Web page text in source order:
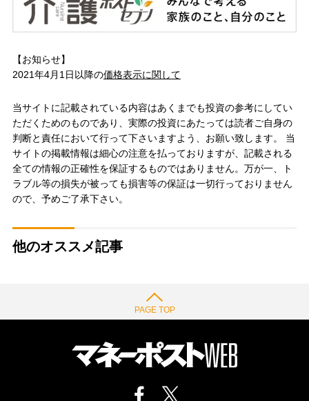
【お知らせ】
2021年4月1日以降の価格表示に関して
当サイトに記載されている内容はあくまでも投資の参考にしてい
ただくためのものであり、実際の投資にあたっては読者ご自身の
判断と責任において行って下さいますよう、お願い致します。 当
サイトの掲載情報は細心の注意を払っておりますが、記載される
全ての情報の正確性を保証するものではありません。万が一、ト
ラブル等の損失が被っても損害等の保証は一切行っておりません
ので、予めご了承下さい。
他のオススメ記事
PAGE TOP